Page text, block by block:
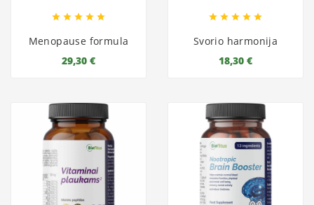
    
Menopause formula
29,30 €
    
Svorio harmonija
18,30 €